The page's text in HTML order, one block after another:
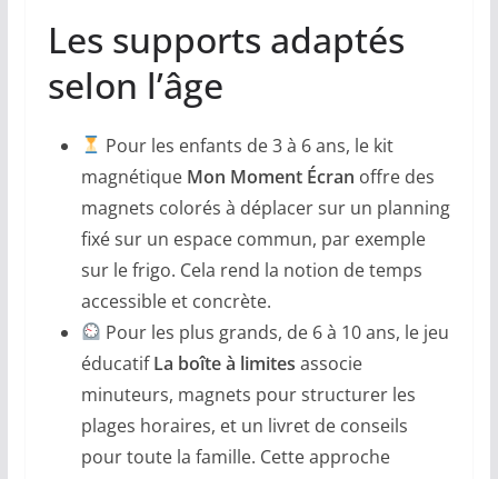
Les supports adaptés
selon l’âge
Pour les enfants de 3 à 6 ans, le kit
magnétique Mon Moment Écran offre des
magnets colorés à déplacer sur un planning
fixé sur un espace commun, par exemple
sur le frigo. Cela rend la notion de temps
accessible et concrète.
Pour les plus grands, de 6 à 10 ans, le jeu
éducatifLa boîte à limites associe
minuteurs, magnets pour structurer les
plages horaires, et un livret de conseils
pour toute la famille. Cette approche